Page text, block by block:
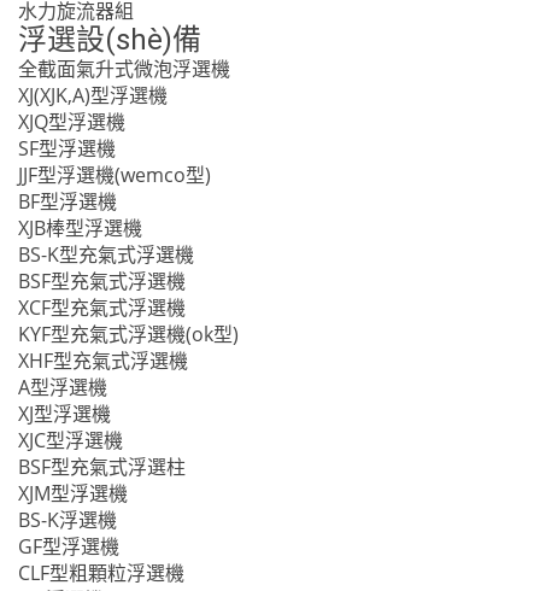
水力旋流器組
浮選設(shè)備
全截面氣升式微泡浮選機
XJ(XJK,A)型浮選機
XJQ型浮選機
SF型浮選機
JJF型浮選機(wemco型)
BF型浮選機
XJB棒型浮選機
BS-K型充氣式浮選機
BSF型充氣式浮選機
XCF型充氣式浮選機
KYF型充氣式浮選機(ok型)
XHF型充氣式浮選機
A型浮選機
XJ型浮選機
XJC型浮選機
BSF型充氣式浮選柱
XJM型浮選機
BS-K浮選機
GF型浮選機
CLF型粗顆粒浮選機